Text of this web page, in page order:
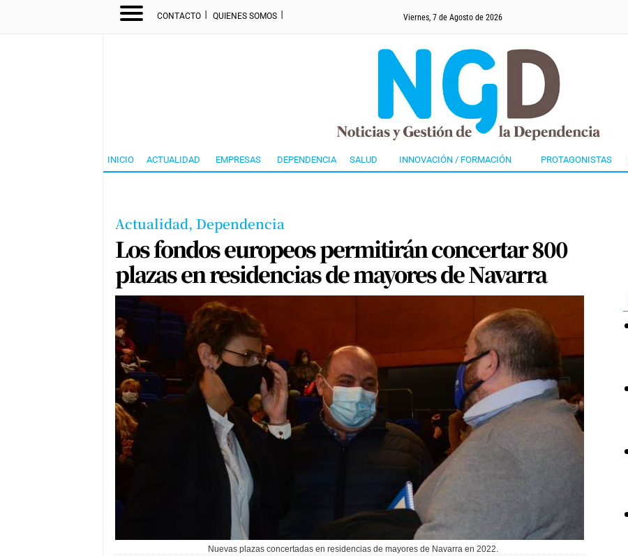
CONTACTO I QUIENES SOMOS I Viernes, 7 de Agosto de 2026
INICIO ACTUALIDAD EMPRESAS DEPENDENCIA SALUD INNOVACIÓN / FORMACIÓN PROTAGONISTAS
Actualidad, Dependencia
Los fondos europeos permitirán concertar 800
plazas en residencias de mayores de Navarra
Nuevas plazas concertadas en residencias de mayores de Navarra en 2022.